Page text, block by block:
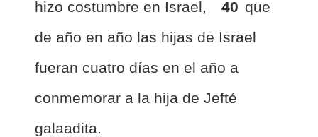
hizo costumbre en Israel,
40 que
de año en año las hijas de Israel
fueran cuatro días en el año a
conmemorar a la hija de Jefté
galaadita.